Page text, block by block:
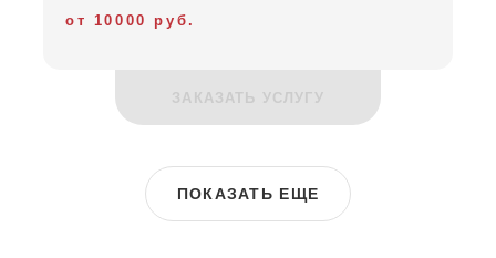
от 10000 руб.
ЗАКАЗАТЬ УСЛУГУ
ПОКАЗАТЬ ЕЩЕ